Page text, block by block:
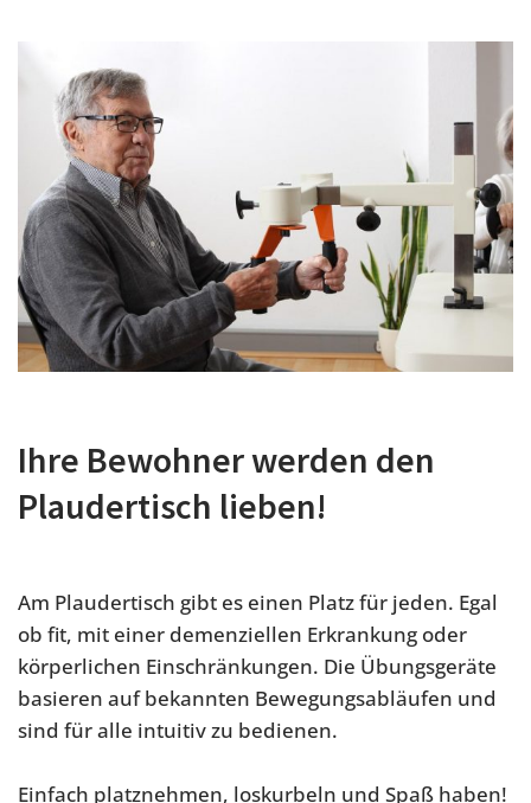
Ihre Bewohner werden den
Plaudertisch lieben!
Am Plaudertisch gibt es einen Platz für jeden. Egal
ob fit, mit einer demenziellen Erkrankung oder
körperlichen Einschränkungen. Die Übungsgeräte
basieren auf bekannten Bewegungsabläufen und
sind für alle intuitiv zu bedienen.
Einfach platznehmen, loskurbeln und Spaß haben!